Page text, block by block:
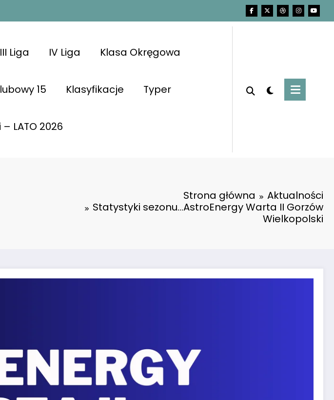
III Liga IV Liga Klasa Okręgowa
15 Klasyfikacje Typer
LATO 2026
Strona główna
Aktualności
Statystyki sezonu…AstroEnergy Warta II Gorzów
Wielkopolski